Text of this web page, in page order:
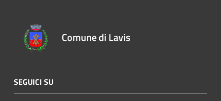
Comune di Lavis
SEGUICI SU